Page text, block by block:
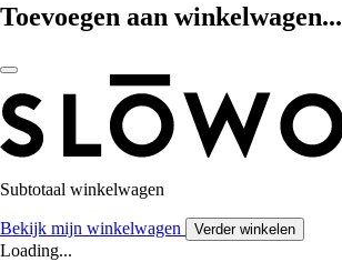
Toevoegen aan winkelwagen...
Subtotaal winkelwagen
Bekijk mijn winkelwagen Verder winkelen
Loading...